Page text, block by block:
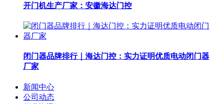
开门机生产厂家：安徽海达门控
闭门器品牌排行｜海达门控：实力证明优质电动闭门器
厂家
新闻中心
公司动态